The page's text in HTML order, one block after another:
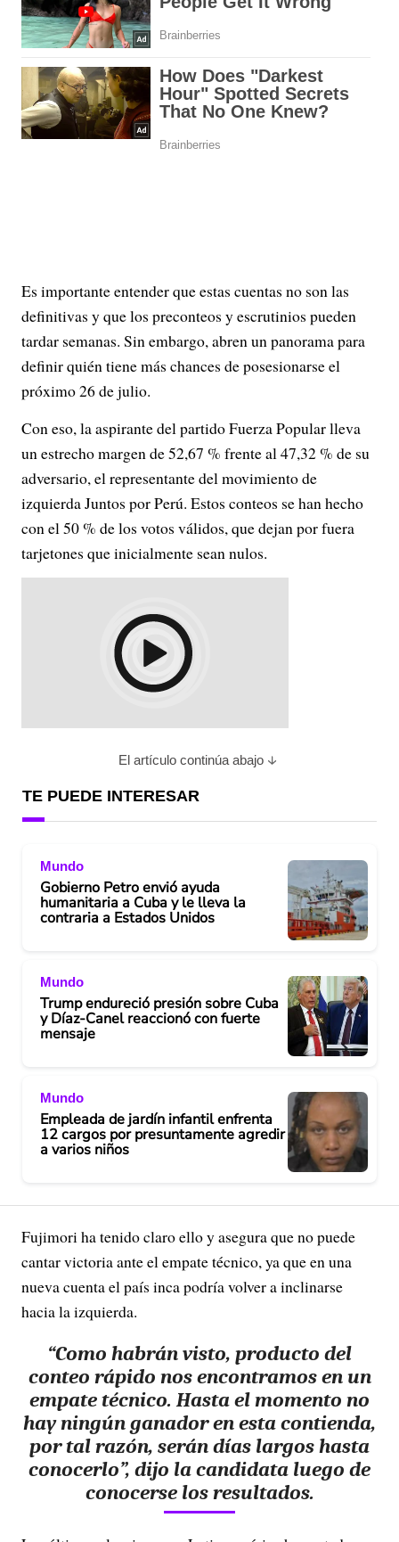
Es importante entender que estas cuentas no son las
definitivas y que los preconteos y escrutinios pueden
tardar semanas. Sin embargo, abren un panorama para
definir quién tiene más chances de posesionarse el
próximo 26 de julio.
Con eso, la aspirante del partido Fuerza Popular lleva
un estrecho margen de 52,67 % frente al 47,32 % de su
adversario, el representante del movimiento de
izquierda Juntos por Perú. Estos conteos se han hecho
con el 50 % de los votos válidos, que dejan por fuera
tarjetones que inicialmente sean nulos.
El artículo continúa abajo
TE PUEDE INTERESAR
Mundo
Gobierno Petro envió ayuda
humanitaria a Cuba y le lleva la
contraria a Estados Unidos
Mundo
Trump endureció presión sobre Cuba
y Díaz-Canel reaccionó con fuerte
mensaje
Mundo
Empleada de jardín infantil enfrenta
12 cargos por presuntamente agredir
a varios niños
Fujimori ha tenido claro ello y asegura que no puede
cantar victoria ante el empate técnico, ya que en una
nueva cuenta el país inca podría volver a inclinarse
hacia la izquierda.
“Como habrán visto, producto del
conteo rápido nos encontramos en un
empate técnico. Hasta el momento no
hay ningún ganador en esta contienda,
por tal razón, serán días largos hasta
conocerlo”, dijo la candidata luego de
conocerse los resultados.